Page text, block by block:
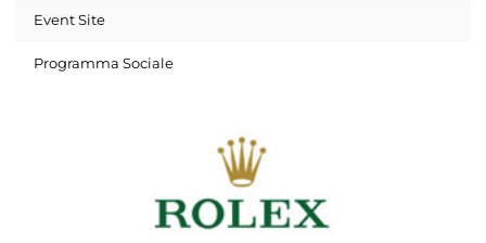
Event Site
Programma Sociale